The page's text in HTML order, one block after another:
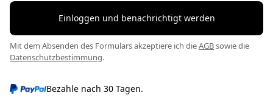
Einloggen und benachrichtigt werden
Mit dem Absenden des Formulars akzeptiere ich dieAGBsowie die
Datenschutzbestimmung.
Bezahle nach 30 Tagen.